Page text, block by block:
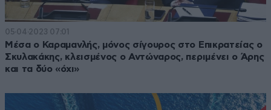
05·04·2023 07:01
Μέσα ο Καραμανλής, μόνος σίγουρος στο Επικρατείας ο
Σκυλακάκης, κλεισμένος ο Αντώναρος, περιμένει ο Άρης
και τα δύο «όχι»